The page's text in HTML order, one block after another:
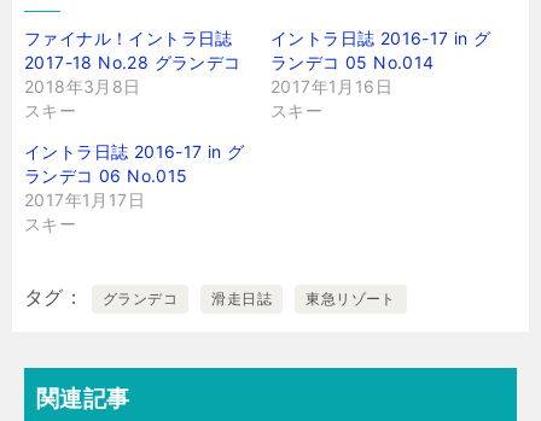
ファイナル！イントラ日誌
2017-18 No.28 グランデコ
2018年3月8日
スキー
イントラ日誌 2016-17 in グ
ランデコ 05 No.014
2017年1月16日
スキー
イントラ日誌 2016-17 in グ
ランデコ 06 No.015
2017年1月17日
スキー
タグ グランデコ 滑走日誌 東急リゾート
関連記事